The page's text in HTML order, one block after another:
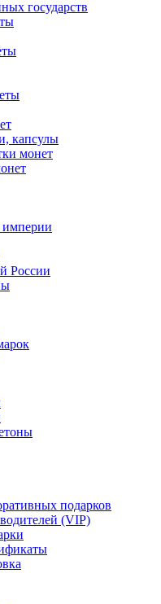
государств
капсулы
монет
империи
России
подарков
(VIP)